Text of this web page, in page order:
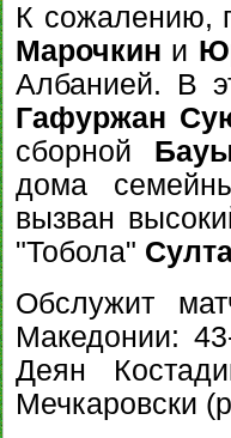
К сожалению,
Марочкин и
Албанией. В
Гафуржан
сборной
дома
вызван
"Тобола"
Обслужит
Македонии:
Деян
Мечкаровски